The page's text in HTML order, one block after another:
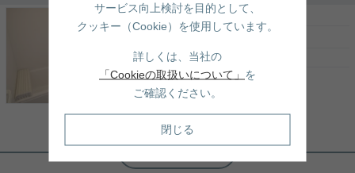
池之端のタワーマンション、分譲賃貸のお部屋です
ファミリーに最適３LDKタイプ 床暖房、食器洗浄乾
ービス、フィットネス施設、モニター付きオートロ
ックなど共用設備も充実 是非一度、ご覧になってく
ださい ご興味のある方はお気軽にお問い合わせくだ
さい ご連絡お待ちしております
詳細を見る
［賃貸マンション］ 1R （16.76㎡）
7.2 万円
東京都台東区上野桜木１丁目4-12
山手線「鶯谷」駅 徒歩6分
千代田線 「 根津」駅 徒歩11分
山手線「上野」駅 徒歩11分
ッフ小西
サービス向上検討を目的として、
クッキー（Cookie）を使用しています。
詳しくは、当社の
「Cookieの取扱いについて」 を
ご確認ください。
閉じる